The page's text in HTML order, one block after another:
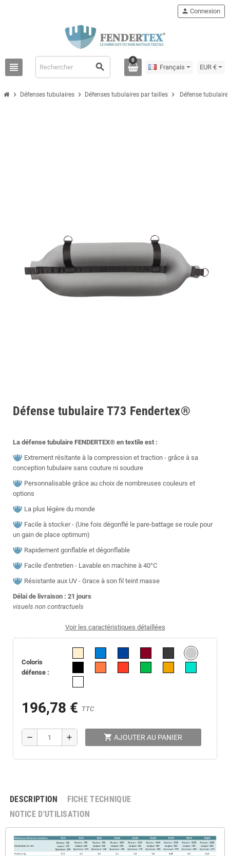
view_headline search
person Connexion
0
Français EUR €
chevron_right Défenses tubulaires chevron_right Défenses tubulaires par tailles chevron_right Défense
Défense tubulaire T73 Fendertex®
La défense tubulaire FENDERTEX® en textile est :
Extrement résitante à la compression et traction - grâce à sa
conception tubulaire sans couture ni soudure
Personnalisable grâce au choix de nombreuses couleurs et
options
La plus légère du monde
Facile à stocker - (Une fois dégonflé le pare-battage se roule pour
un gain de place optimum)
Rapidement gonflable et dégonflable
Facile d'entretien - Lavable en machine à 40°C
Résistante aux UV - Grace à son fil teint masse
Délai de livraison : 21 jours
visuels non contractuels
Voir les caractéristiques détaillées
Coloris
défense :
196,78 € TTC
remove add shopping_cart AJOUTER AU PANIER
DESCRIPTION
FICHE TECHNIQUE
NOTICE D'UTILISATION